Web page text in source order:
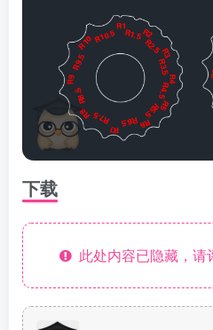
下载
此处内容已隐藏，请